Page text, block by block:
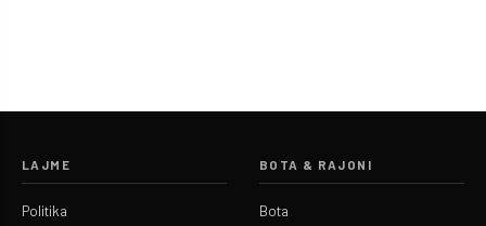
LAJME
Politika
BOTA & RAJONI
Bota